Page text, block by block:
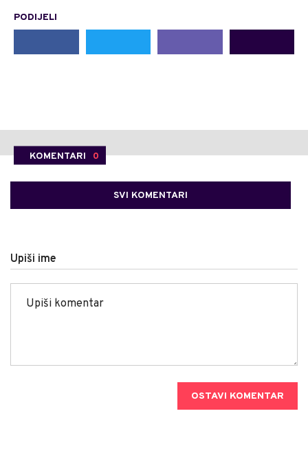
PODIJELI
KOMENTARI 0
SVI KOMENTARI
Upiši ime
OSTAVI KOMENTAR